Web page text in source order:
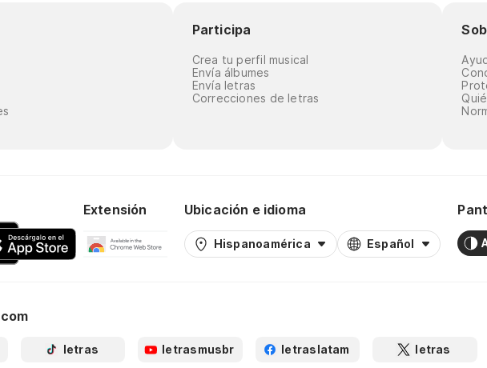
Participa
Crea tu perfil musical
Envía álbumes
Envía letras
Correcciones de letras
Extensión Ubicación e idioma
Hispanoamérica Español
letras letrasmusbr letraslatam letras